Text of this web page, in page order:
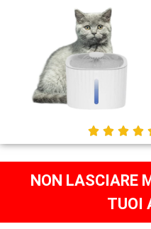
   
NON LASCIARE
TUOI